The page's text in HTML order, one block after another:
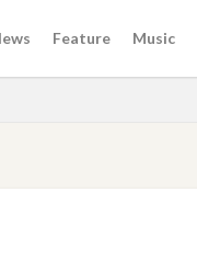
Feature Music